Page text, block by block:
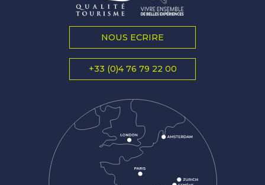
NOUS ECRIRE
+33 (0)4 76 79 22 00